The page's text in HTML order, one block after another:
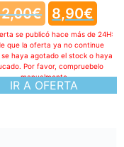
€ 8,90€
IR A OFERTA
se publicó hace más de 24H:
que la oferta ya no continue
haya agotado el stock o haya
Por favor, compruebelo
manualmente